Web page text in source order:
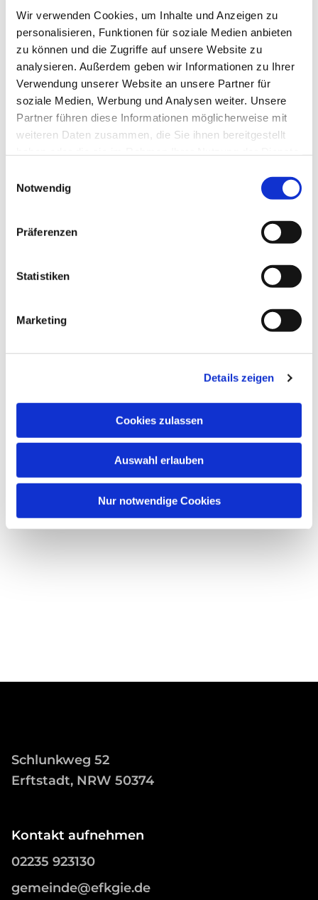
Wir verwenden Cookies, um Inhalte und Anzeigen zu
personalisieren, Funktionen für soziale Medien anbieten
zu können und die Zugriffe auf unsere Website zu
analysieren. Außerdem geben wir Informationen zu Ihrer
Verwendung unserer Website an unsere Partner für
soziale Medien, Werbung und Analysen weiter. Unsere
Partner führen diese Informationen möglicherweise mit
weiteren Daten zusammen, die Sie ihnen bereitgestellt
Notwendig
Präferenzen
Statistiken
Marketing
Details zeigen
Cookies zulassen
Auswahl erlauben
Nur notwendige Cookies
Dies könnte Sie auch
Schlunkweg 52
Erftstadt, NRW 50374
Kontakt aufnehmen
02235 923130
gemeinde@efkgie.de